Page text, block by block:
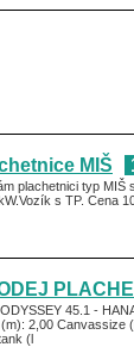
MIŠ
plachetnici typ MIŠ
s TP. Cena
45.1 -
2,00 Canvassize
(l